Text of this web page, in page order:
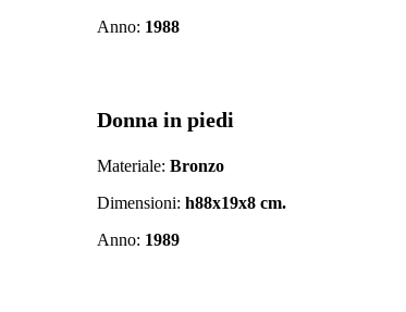
Anno: 1988
Donna in piedi
Materiale: Bronzo
Dimensioni: h88x19x8 cm.
Anno: 1989